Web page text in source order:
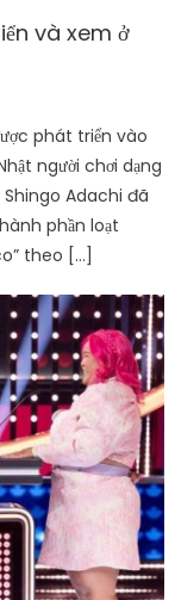
và xem ở
phát triển vào
người chơi dạng
Shingo Adachi đã
phần loạt
theo […]